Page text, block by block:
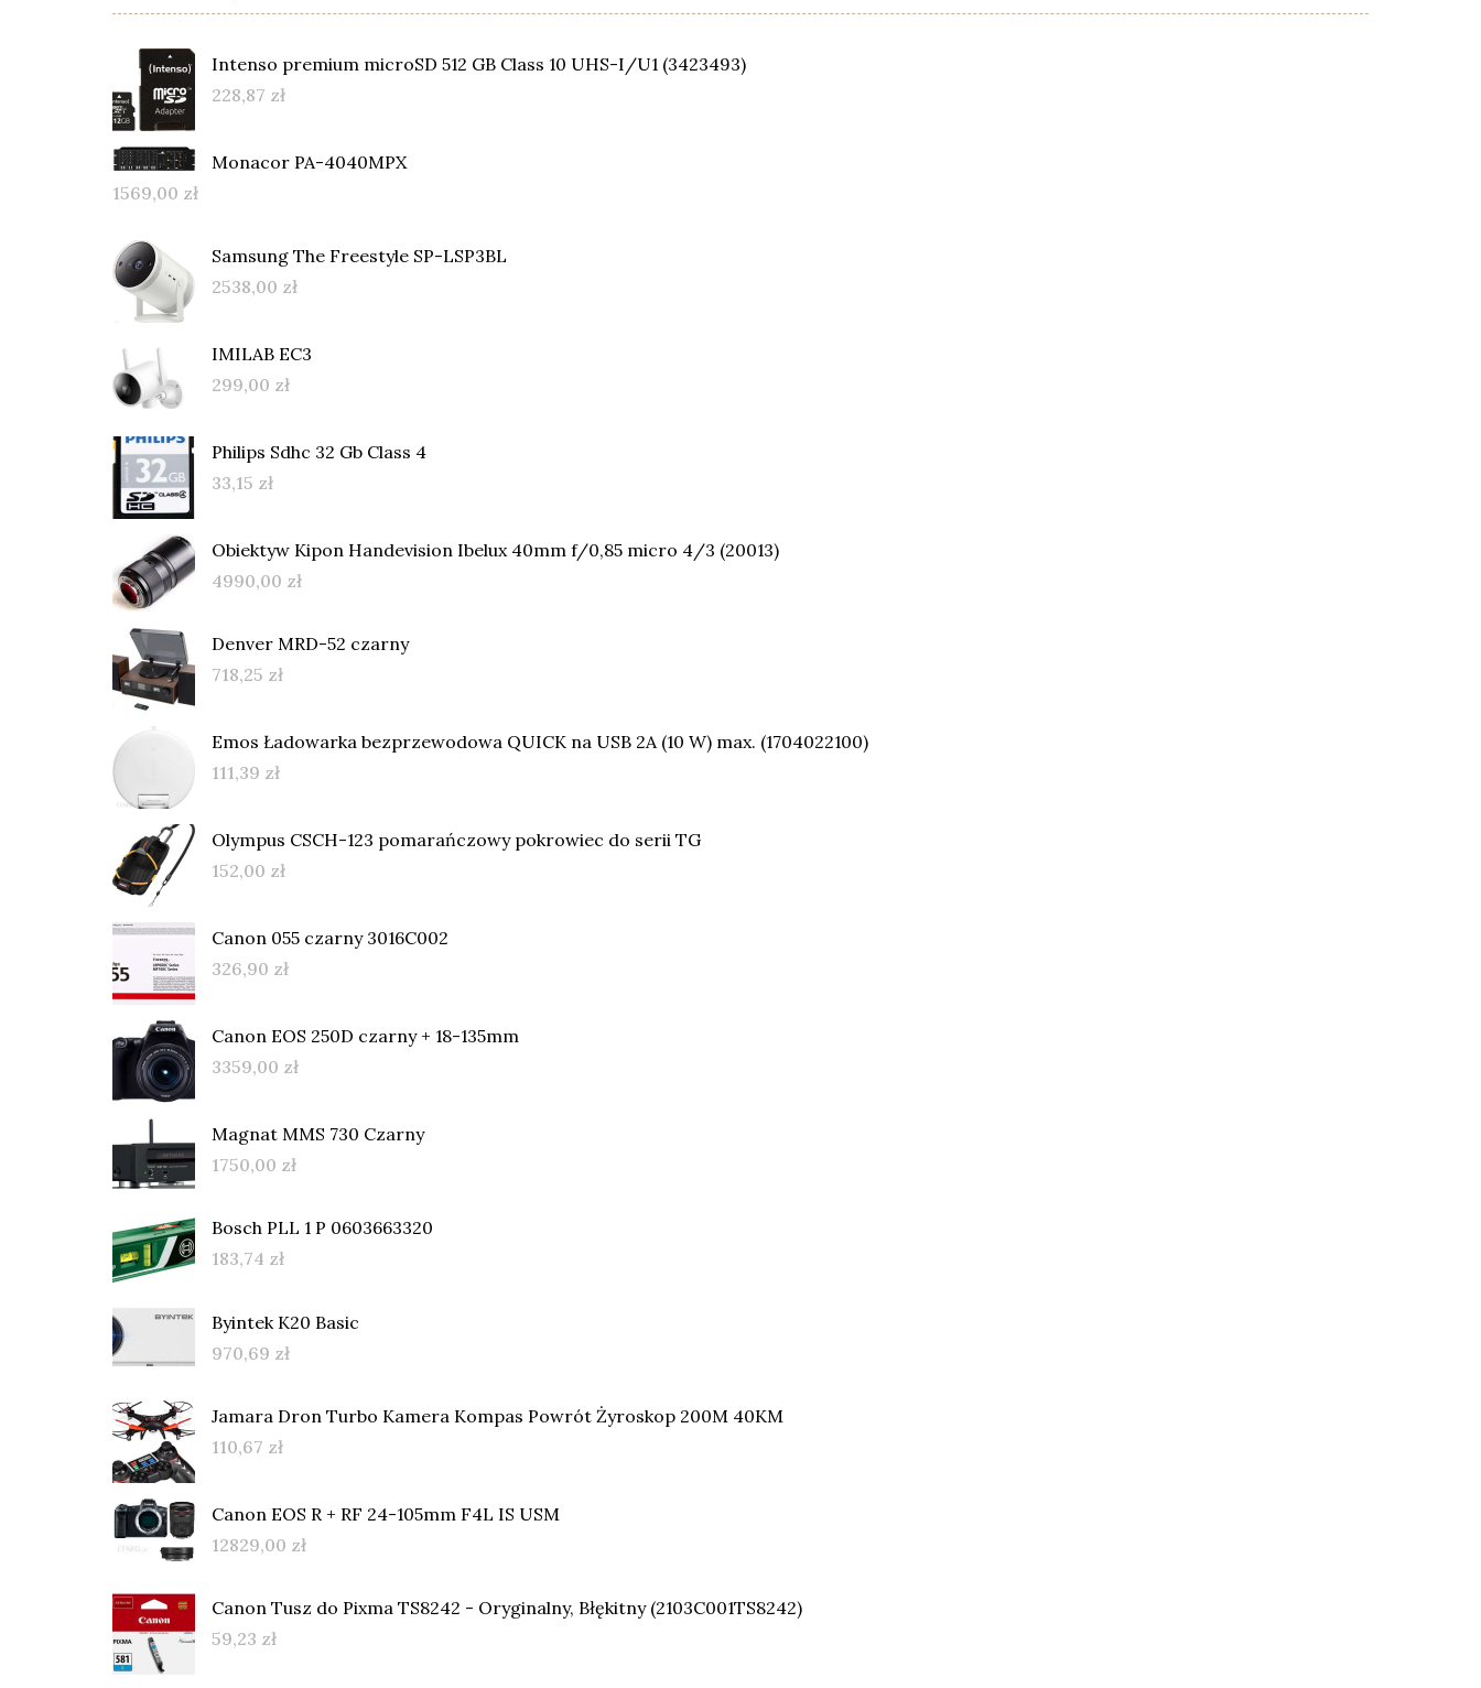
Intenso premium microSD 512 GB Class 10 UHS-I/U1 (3423493)
228,87 zł
Monacor PA-4040MPX
1569,00 zł
Samsung The Freestyle SP-LSP3BL
2538,00 zł
IMILAB EC3
299,00 zł
Philips Sdhc 32 Gb Class 4
33,15 zł
Obiektyw Kipon Handevision Ibelux 40mm f/0,85 micro 4/3 (20013)
4990,00 zł
Denver MRD-52 czarny
718,25 zł
Emos Ładowarka bezprzewodowa QUICK na USB 2A (10 W) max. (1704022100)
111,39 zł
Olympus CSCH-123 pomarańczowy pokrowiec do serii TG
152,00 zł
Canon 055 czarny 3016C002
326,90 zł
Canon EOS 250D czarny + 18-135mm
3359,00 zł
Magnat MMS 730 Czarny
1750,00 zł
Bosch PLL 1 P 0603663320
183,74 zł
Byintek K20 Basic
970,69 zł
Jamara Dron Turbo Kamera Kompas Powrót Żyroskop 200M 40KM
110,67 zł
Canon EOS R + RF 24-105mm F4L IS USM
12829,00 zł
Canon Tusz do Pixma TS8242 - Oryginalny, Błękitny (2103C001TS8242)
59,23 zł